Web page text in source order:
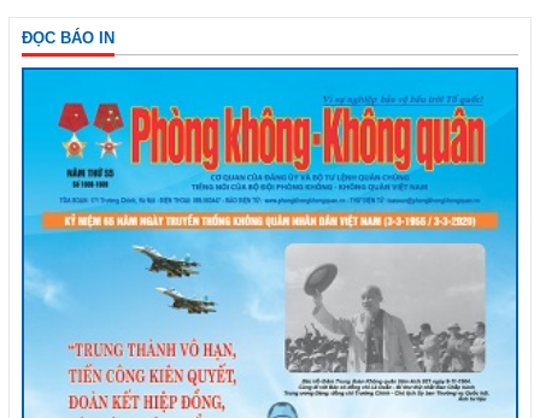
ĐỌC BÁO IN